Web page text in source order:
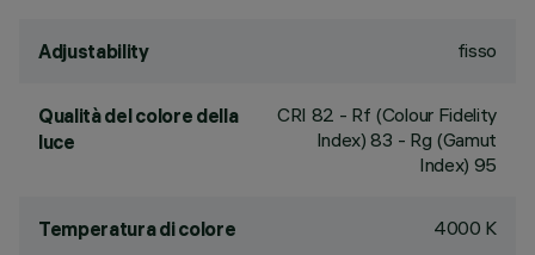
Adjustability fisso
Qualità del colore della
luce
CRI 82 - Rf (Colour Fidelity
Index) 83 - Rg (Gamut
Index) 95
Temperatura di colore 4000 K